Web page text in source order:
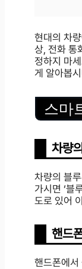
현대의 차
상, 전화 통
정하지 마
게 알아봅
스마
차량
차량의 블
가시면 ‘블
도로 있어
핸드
핸드폰에서